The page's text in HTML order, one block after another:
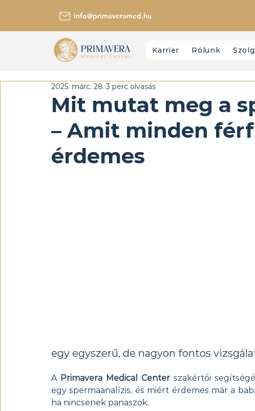
info@primaveramed.hu
Karrier Rólunk
Mit mutat meg a
– Amit minden
érdemes
2025. márc. 28. 3 perc olvasás
egy egyszerű, de nagyon fontos
A Primavera Medical Center szakértői
egy spermaanalízis, és miért érdemes már a
ha nincsenek panaszok.